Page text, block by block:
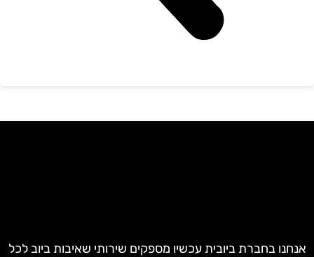
בחברת ביובית עכשיו מספקים שירותי שאיבות ביוב לכל